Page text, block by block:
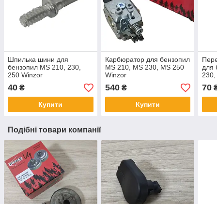
Шпилька шини для
бензопил MS 210, 230,
250 Winzor
40 ₴
Купити
Карбюратор для бензопил
MS 210, MS 230, MS 250
Winzor
540₴
Купити
для
70
Подібні товари компанії